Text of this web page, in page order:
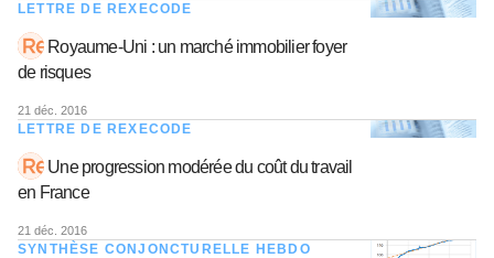
LETTRE DE REXECODE
Royaume-Uni : un marché immobilier foyer
de risques
21 déc. 2016
LETTRE DE REXECODE
Une progression modérée du coût du travail
en France
21 déc. 2016
SYNTHÈSE CONJONCTURELLE HEBDO